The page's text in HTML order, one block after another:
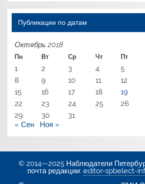
Публикации по датам
Октябрь 2018
Пн Вт Ср Чт Пт
1 2 3 4 5
8
9 10 11 12
15
16 17 18 19
22
23 24 25 26
29
30
31
« Сен
Ноя »
© 2014—2025 Наблюдатели
почта редакции: editor-spbelect-